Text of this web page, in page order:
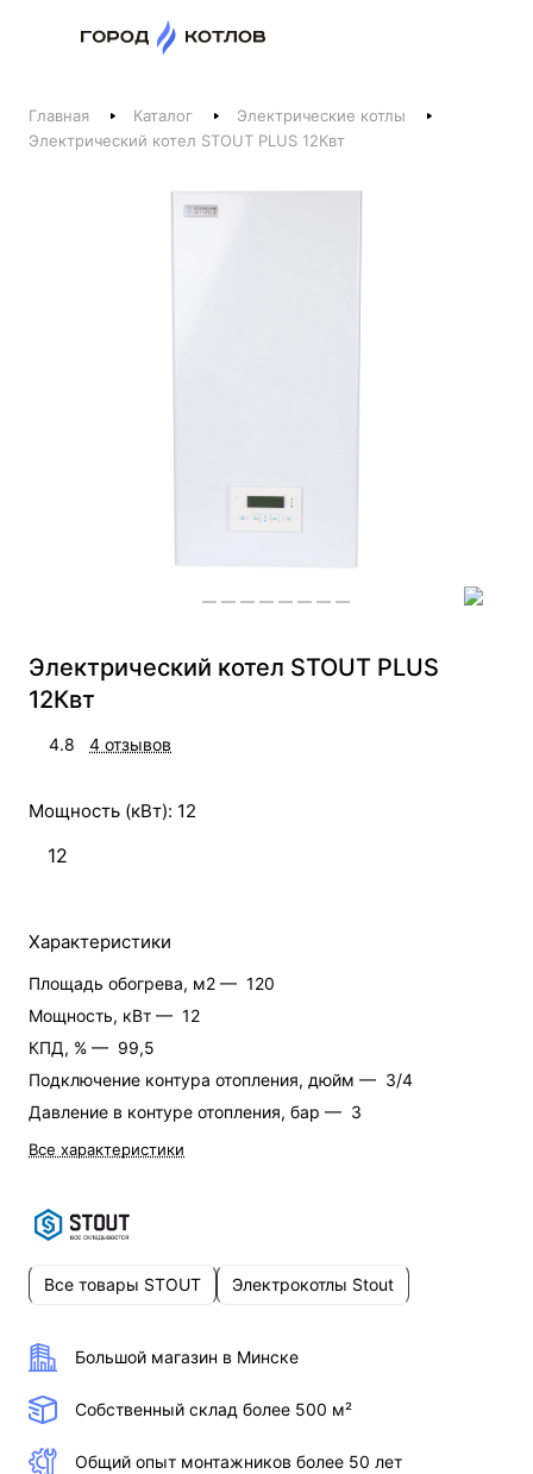
Телефоны
+375 29 237-06-41
Главная Каталог
Электрические котлы
Электрический котел STOUT PLUS 12Квт
Электрический котел STOUT PLUS
12Квт
4.8 4 отзывов
Мощность (кВт): 12
12
Характеристики
Площадь обогрева, м2 — 120
Мощность, кВт — 12
КПД, % — 99,5
Подключение контура отопления, дюйм — 3/4
Давление в контуре отопления, бар — 3
Все характеристики
Все товары STOUT Электрокотлы Stout
Большой магазин в Минске
Собственный склад более 500 м²
Общий опыт монтажников более 50 лет